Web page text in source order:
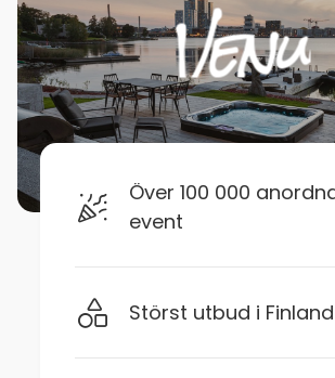
Över 100 000
event
Störst utbud i Finland